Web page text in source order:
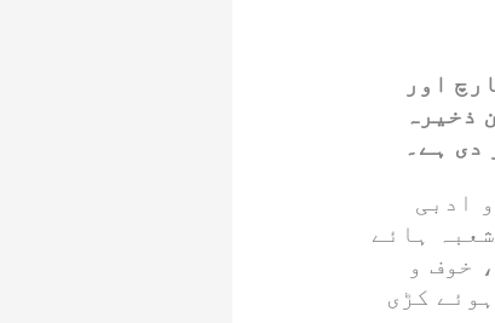
9 جون کو لانگ مارچ اور
ذخیرہ
دی ہے۔
ادبی
ہائے
خوف و
کڑی